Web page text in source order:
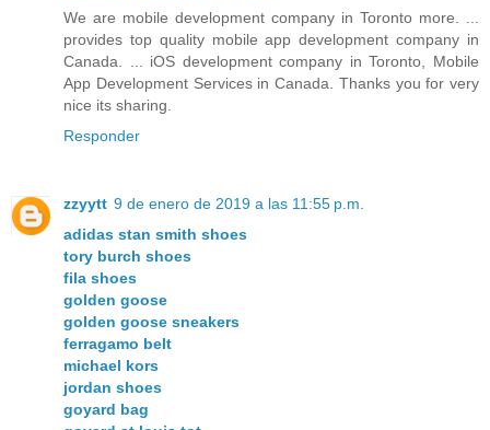
We are mobile development company in Toronto more. ...
provides top quality mobile app development company in
Canada. ... iOS development company in Toronto, Mobile
App Development Services in Canada. Thanks you for very
nice its sharing.
Responder
zzyytt 9 de enero de 2019 a las 11:55 p.m.
adidas stan smith shoes
tory burch shoes
fila shoes
golden goose
golden goose sneakers
ferragamo belt
michael kors
jordan shoes
goyard bag